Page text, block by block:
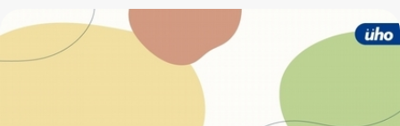
消及下消，以利評估病位以及病情的走向。 若屬於上消，也就是肺
熱津傷型的消渴，會以多飲為主，經常會覺口乾舌燥，飲水增多卻
不解渴，治療上可以使用消渴方加減沙參、麥門冬去清熱潤肺、生
津止渴；中消則是屬胃熱熾盛型的消渴，以多食為主，經常會感到
飢餓，吃很多東西體重卻沒有隨之上升，同時也容易便秘，此時則
但總覺得累，和生病前不一樣，一直到找用中醫調理後，才有又活
過來的感覺。」流傳數千年疾病 近代開始用胰島素治療糖尿病，
是一個很古老的疾病，大約在西元前1550年左右，埃及人用草紙記
錄了一種病，嚴重多尿的情形就像是把人的生靈都帶走，使人不斷
消瘦，罹患這種疾病的人，根本無法治療，一直到了西元1922年，